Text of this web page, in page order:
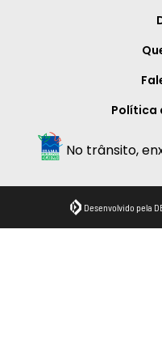
Política
No trânsito,
Desenvolvido pela